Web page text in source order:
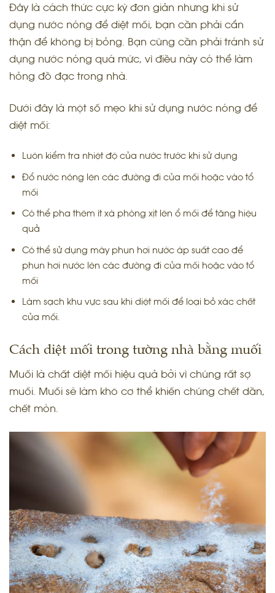
Đây là cách thức cực kỳ đơn giản nhưng khi sử
dụng nước nóng để diệt mối, bạn cần phải cẩn
thận để không bị bỏng. Bạn cũng cần phải tránh sử
dụng nước nóng quá mức, vì điều này có thể làm
hỏng đồ đạc trong nhà.
Dưới đây là một số mẹo khi sử dụng nước nóng để
diệt mối:
Luôn kiểm tra nhiệt độ của nước trước khi sử dụng
Đổ nước nóng lên các đường đi của mối hoặc vào tổ
mối
Có thể pha thêm ít xà phòng xịt lên ổ mối để tăng hiệu
quả
Có thể sử dụng máy phun hơi nước áp suất cao để
phun hơi nước lên các đường đi của mối hoặc vào tổ
mối
Làm sạch khu vực sau khi diệt mối để loại bỏ xác chết
của mối.
Cách diệt mối trong tường nhà bằng muối
Muối là chất diệt mối hiệu quả bởi vì chúng rất sợ
muối. Muối sẽ làm khô cơ thể khiến chúng chết dần,
chết mòn.